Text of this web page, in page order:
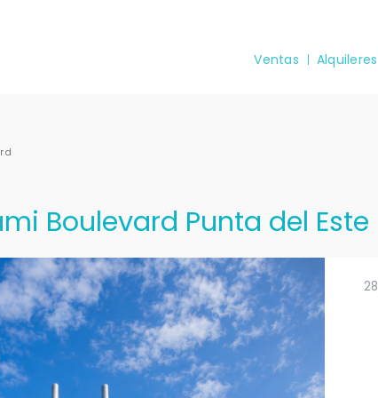
Ventas Alquileres
Boulevard Punta del Este
28